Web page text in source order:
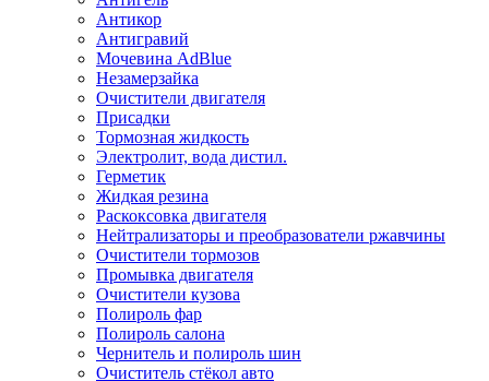
Антикор
Антигравий
Мочевина AdBlue
Незамерзайка
Очистители двигателя
Присадки
Тормозная жидкость
Электролит, вода дистил.
Герметик
Жидкая резина
Раскоксовка двигателя
Нейтрализаторы и преобразователи ржавчины
Очистители тормозов
Промывка двигателя
Очистители кузова
Полироль фар
Полироль салона
Чернитель и полироль шин
Очиститель стёкол авто